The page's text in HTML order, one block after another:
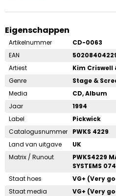
Eigenschappen
Artikelnummer
CD-0063
EAN
Artiest
Kim Criswell
Genre
Stage &
Media
CD, Album
Jaar
1994
Label
Pickwick
Catalogusnummer
PWKS 4229
Land van uitgave
UK
Matrix / Runout
PWKS4229
SYSTEMS
Staat hoes
VG+ (Very
Staat media
VG+ (Very